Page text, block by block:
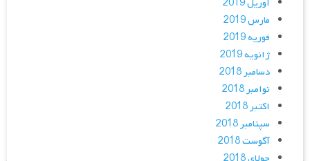
آوریل 2019
مارس 2019
فوریه 2019
ژانویه 2019
دسامبر 2018
نوامبر 2018
اکتبر 2018
سپتامبر 2018
آگوست 2018